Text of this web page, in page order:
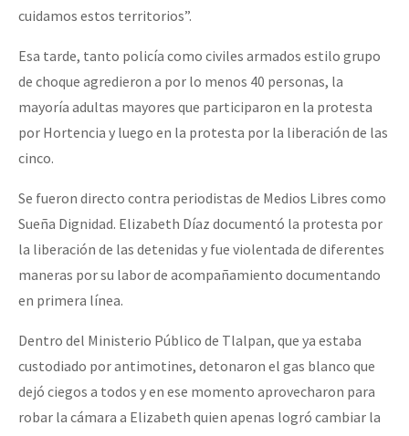
cuidamos estos territorios”.
Esa tarde, tanto policía como civiles armados estilo grupo
de choque agredieron a por lo menos 40 personas, la
mayoría adultas mayores que participaron en la protesta
por Hortencia y luego en la protesta por la liberación de las
cinco.
Se fueron directo contra periodistas de Medios Libres como
Sueña Dignidad. Elizabeth Díaz documentó la protesta por
la liberación de las detenidas y fue violentada de diferentes
maneras por su labor de acompañamiento documentando
en primera línea.
Dentro del Ministerio Público de Tlalpan, que ya estaba
custodiado por antimotines, detonaron el gas blanco que
dejó ciegos a todos y en ese momento aprovecharon para
robar la cámara a Elizabeth quien apenas logró cambiar la